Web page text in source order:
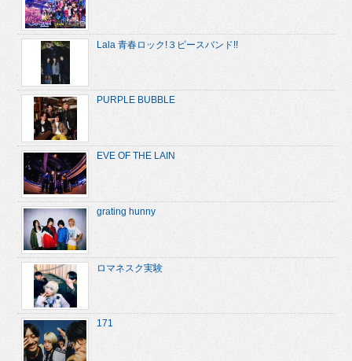
Lala 青春ロック!３ピースバンド!!
PURPLE BUBBLE
EVE OF THE LAIN
grating hunny
ロマネスク実験
171